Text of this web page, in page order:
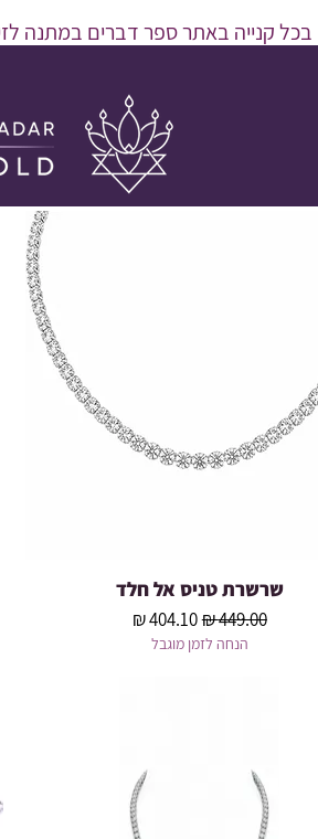
בכל קנייה באתר ספר דברים במתנה לזיכוי
תצוגה מהירה
שרשרת טניס אל חלד
מחיר רגיל‏449.00 ‏₪ מחיר מבצע‏404.10 ‏₪
הנחה לזמן מוגבל